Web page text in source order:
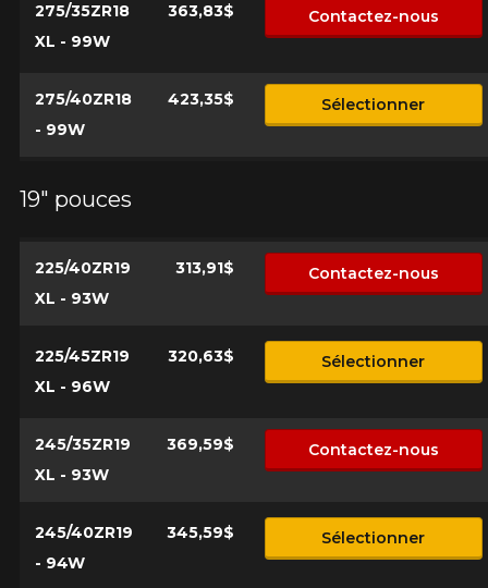
275/35ZR18
XL - 99W
363,83$ Contactez-nous
275/40ZR18
- 99W
423,35$ Sélectionner
19" pouces
225/40ZR19
XL - 93W
313,91$ Contactez-nous
225/45ZR19
XL - 96W
320,63$ Sélectionner
245/35ZR19
XL - 93W
369,59$ Contactez-nous
245/40ZR19
- 94W
345,59$ Sélectionner